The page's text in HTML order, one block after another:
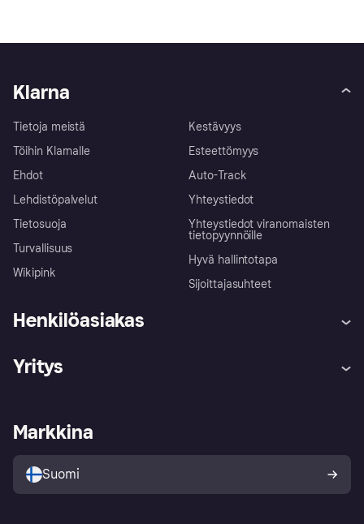
Klarna
Tietoja meistä
Töihin Klarnalle
Ehdot
Lehdistöpalvelut
Tietosuoja
Turvallisuus
Wikipink
Kestävyys
Esteettömyys
Auto-Track
Yhteystiedot
Yhteystiedot viranomaisten
tietopyynnöille
Hyvä hallintotapa
Sijoittajasuhteet
Henkilöasiakas
Ohje
Kirjaudu sisään
Tutustu kauppoihin
Ostajan turva
Yritys
Kirjaudu sisään yrityksenä
Markkina
Suomi